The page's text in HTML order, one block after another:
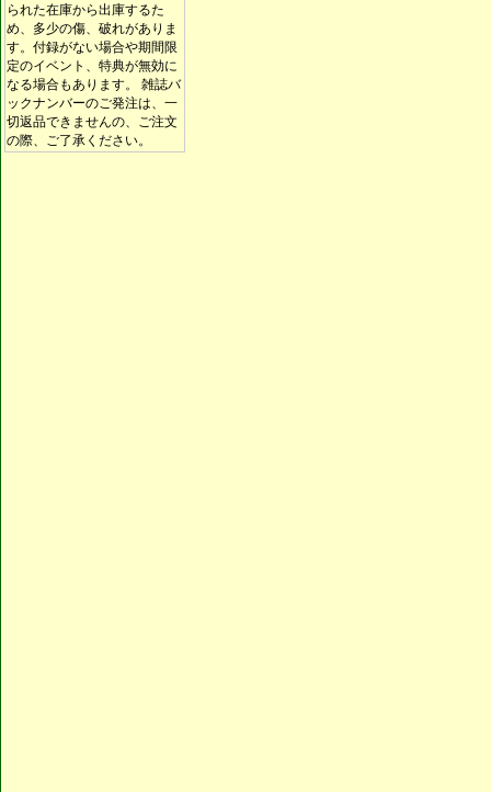
られた在庫から出庫するた
め、多少の傷、破れがありま
す。付録がない場合や期間限
定のイベント、特典が無効に
なる場合もあります。 雑誌バ
ックナンバーのご発注は、一
切返品できませんの、ご注文
の際、ご了承ください。